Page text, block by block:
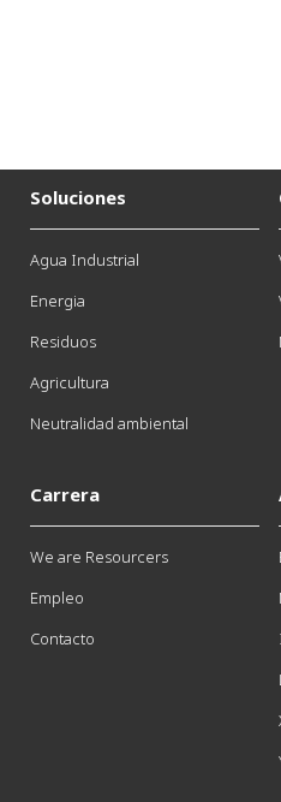
Soluciones
Agua Industrial
Energia
Residuos
Agricultura
Neutralidad ambiental
Carrera
We are Resourcers
Empleo
Contacto